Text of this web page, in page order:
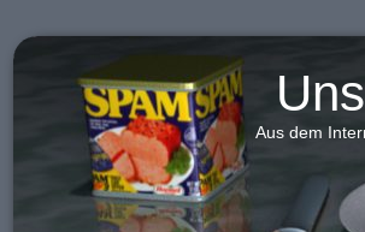
Aus dem